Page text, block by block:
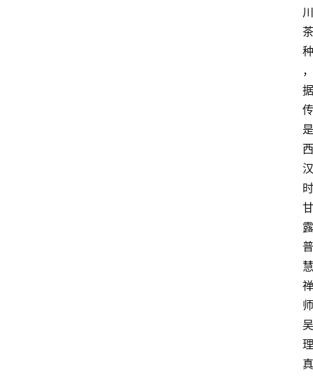
川
茶
种
，
据
传
是
西
汉
时
甘
露
普
慧
禅
师
吴
理
真